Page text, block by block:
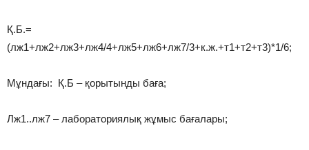
Қ.Б.=
(лж1+лж2+лж3+лж4/4+лж5+лж6+лж7/3+к.ж.+т1+т2+т3)*1/6;
Мұндағы: Қ.Б – қорытынды баға;
Лж1..лж7 – лабораториялық жұмыс бағалары;